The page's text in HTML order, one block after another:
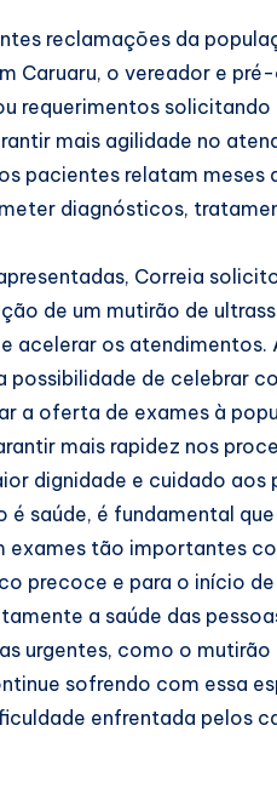
reclamações da
Caruaru, o vereador e
requerimentos
mais agilidade no
pacientes relatam meses
diagnósticos,
Correia
de um mutirão de
acelerar os
possibilidade de celebrar
a oferta de exames à
mais rapidez nos
dignidade e cuidado aos
é saúde, é fundamental
exames tão importantes
precoce e para o início
a saúde das
urgentes, como o
sofrendo com essa
enfrentada pelos